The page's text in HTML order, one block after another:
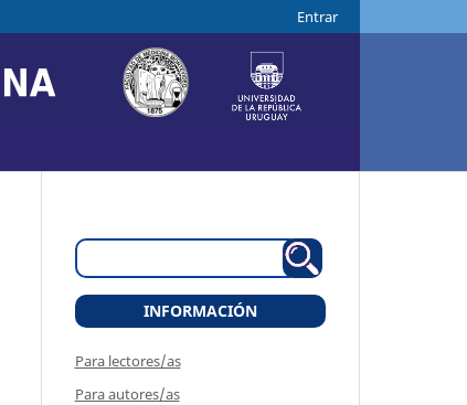
Entrar
INFORMACIÓN
Para lectores/as
Para autores/as